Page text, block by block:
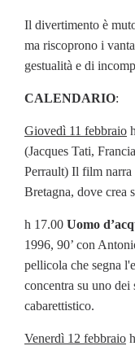
Il divertimento è
ma riscoprono i
gestualità e di
CALENDARIO:
Giovedì 11 febbraio
(Jacques Tati,
Perrault) Il film narra
Bretagna, dove crea
h 17.00 Uomo
1996, 90’ con
pellicola che segna
concentra su uno
cabarettistico.
Venerdì 12 febbraio